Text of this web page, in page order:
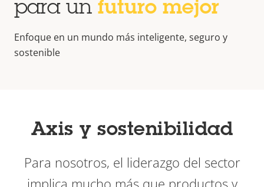
para un futuro mejor
Enfoque en un mundo más inteligente, seguro y
sostenible
Axis y sostenibilidad
Para nosotros, el liderazgo del sector
implica mucho más que productos y